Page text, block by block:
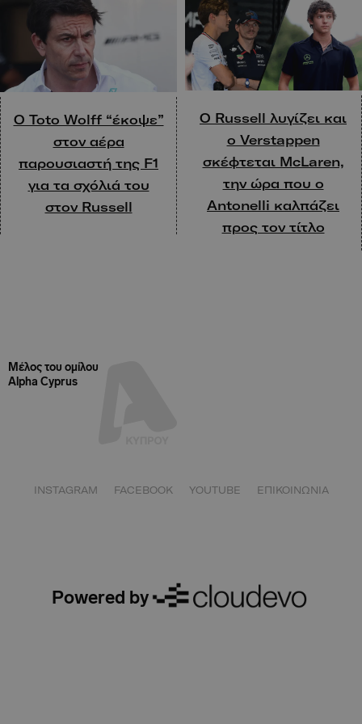
Ο Toto Wolff “έκοψε”
στον αέρα
παρουσιαστή της F1
για τα σχόλιά του
στον Russell
Ο Russell λυγίζει και
ο Verstappen
σκέφτεται McLaren,
την ώρα που ο
Antonelli καλπάζει
προς τον τίτλο
Μέλος του ομίλου
Alpha Cyprus
Powered by
INSTAGRAM FACEBOOK YOUTUBE ΕΠΙΚΟΙΝΩΝΙΑ